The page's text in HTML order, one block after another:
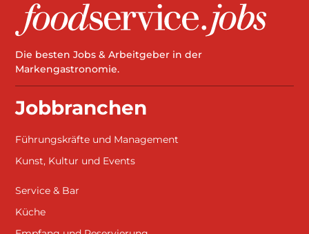
Die besten Jobs & Arbeitgeber in der
Markengastronomie.
Jobbranchen
Führungskräfte und Management
Kunst, Kultur und Events
Service & Bar
Küche